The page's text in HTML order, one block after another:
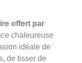
offert par
chaleureuse
idéale de
de tisser de